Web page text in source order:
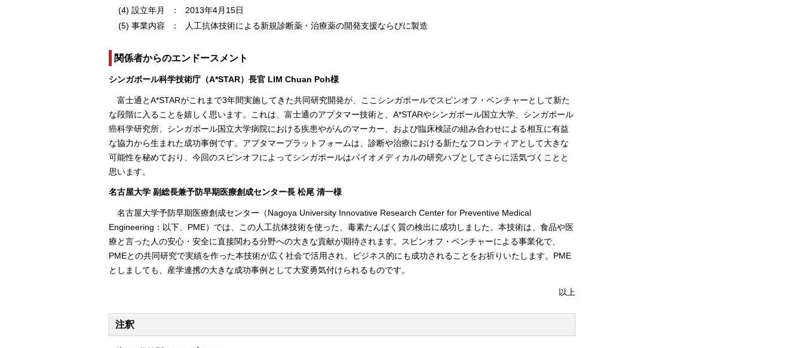
(4) 設立年月
：
2013年4月15日
(5) 事業内容
： 人工抗体技術による新規診断薬・治療薬の開発支援ならびに製造
関係者からのエンドースメント
シンガポール科学技術庁（A*STAR）長官 LIM Chuan Poh様
富士通とA*STARがこれまで3年間実施してきた共同研究開発が、ここシンガポールでスピンオフ・ベンチャーとして新た
な段階に入ることを嬉しく思います。これは、富士通のアプタマー技術と、A*STARやシンガポール国立大学、シンガポール
癌科学研究所、シンガポール国立大学病院における疾患やがんのマーカー、および臨床検証の組み合わせによる相互に有益
な協力から生まれた成功事例です。アプタマープラットフォームは、診断や治療における新たなフロンティアとして大きな
可能性を秘めており、今回のスピンオフによってシンガポールはバイオメディカルの研究ハブとしてさらに活気づくことと
思います。
名古屋大学 副総長兼予防早期医療創成センター長 松尾 清一様
名古屋大学予防早期医療創成センター（Nagoya University Innovative Research Center for Preventive Medical
Engineering：以下、PME）では、この人工抗体技術を使った、毒素たんぱく質の検出に成功しました。本技術は、食品や医
療と言った人の安心・安全に直接関わる分野への大きな貢献が期待されます。スピンオフ・ベンチャーによる事業化で、
PMEとの共同研究で実績を作った本技術が広く社会で活用され、ビジネス的にも成功されることをお祈りいたします。PME
としましても、産学連携の大きな成功事例として大変勇気付けられるものです。
以上
注釈